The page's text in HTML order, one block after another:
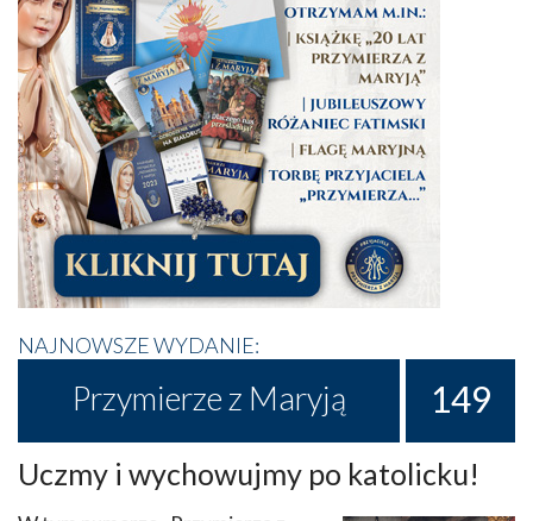
NAJNOWSZE WYDANIE:
Przymierze z Maryją 149
Uczmy i wychowujmy po katolicku!